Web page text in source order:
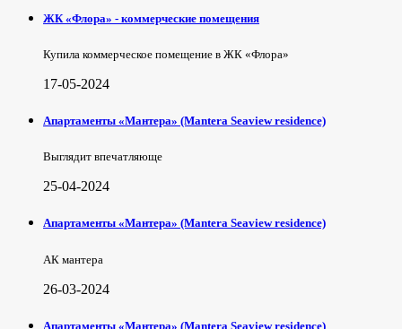
ЖК «Флора» - коммерческие помещения
Купила коммерческое помещение в ЖК «Флора»
17-05-2024
Апартаменты «Мантера» (Mantera Seaview rеsidence)
Выглядит впечатляюще
25-04-2024
Апартаменты «Мантера» (Mantera Seaview rеsidence)
АК мантера
26-03-2024
Апартаменты «Мантера» (Mantera Seaview rеsidence)